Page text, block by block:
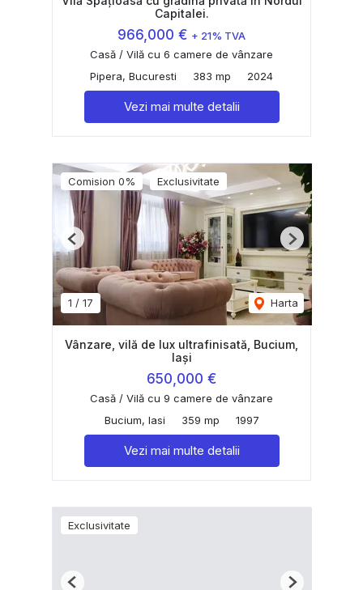
Capitalei.
966,000 € + 21% TVA
Casă / Vilă cu 6 camere de vânzare
Pipera, Bucuresti
383 mp 2024
Vezi mai multe detalii
Comision 0% Exclusivitate
1 / 17 Harta
Previous Next
Vânzare, vilă de lux ultrafinisată, Bucium,
Iași
650,000 €
Casă / Vilă cu 9 camere de vânzare
Bucium, Iasi
359 mp 1997
Vezi mai multe detalii
Exclusivitate